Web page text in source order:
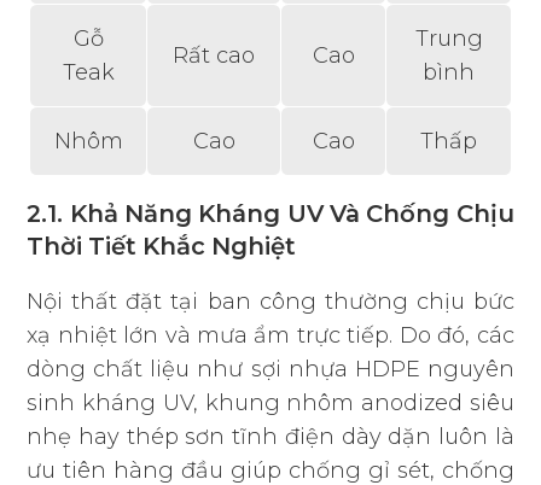
Gỗ
Teak
Rất cao Cao
Trung
bình
Nhôm Cao Cao Thấp
2.1. Khả Năng Kháng UV Và Chống Chịu
Thời Tiết Khắc Nghiệt
Nội thất đặt tại ban công thường chịu bức
xạ nhiệt lớn và mưa ẩm trực tiếp. Do đó, các
dòng chất liệu như sợi nhựa HDPE nguyên
sinh kháng UV, khung nhôm anodized siêu
nhẹ hay thép sơn tĩnh điện dày dặn luôn là
ưu tiên hàng đầu giúp chống gỉ sét, chống